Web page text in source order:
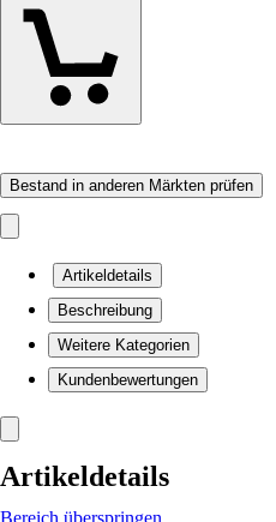
Bestand in anderen Märkten prüfen
Artikeldetails
Beschreibung
Weitere Kategorien
Kundenbewertungen
Artikeldetails
Bereich überspringen